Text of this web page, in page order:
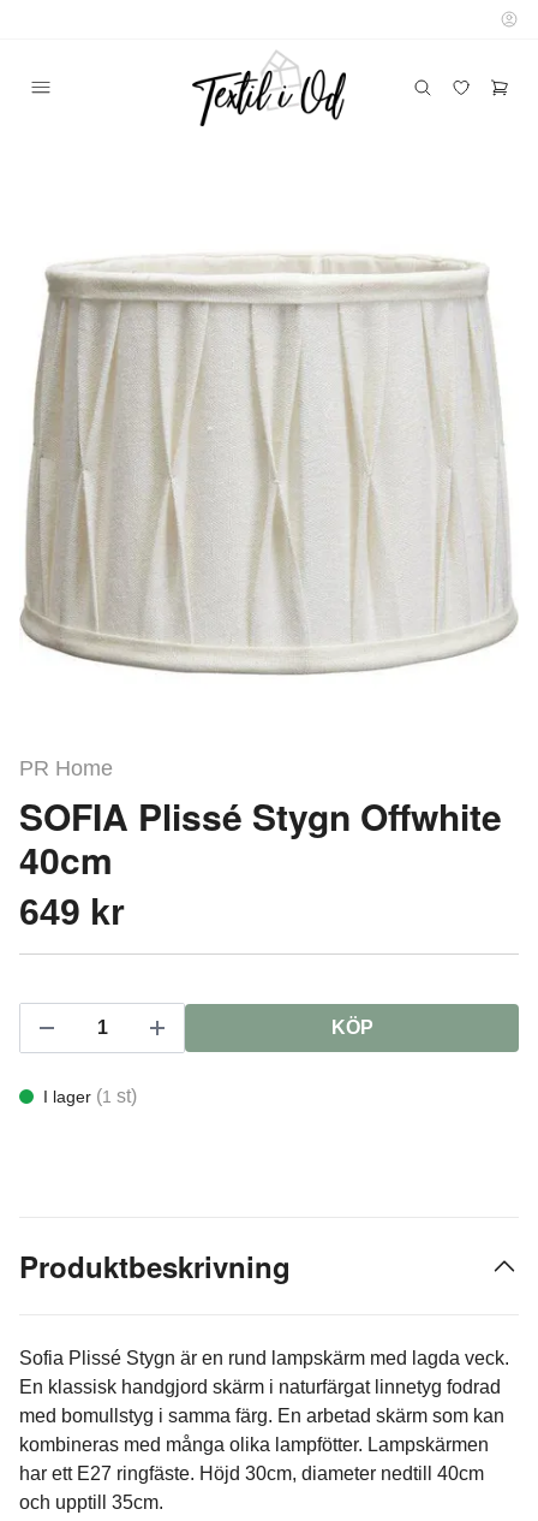
PR Home
SOFIA Plissé Stygn Offwhite
40cm
649 kr
KÖP
I lager (1 st)
Produktbeskrivning
Sofia Plissé Stygn är en rund lampskärm med lagda veck.
En klassisk handgjord skärm i naturfärgat linnetyg fodrad
med bomullstyg i samma färg. En arbetad skärm som kan
kombineras med många olika lampfötter. Lampskärmen
har ett E27 ringfäste. Höjd 30cm, diameter nedtill 40cm
och upptill 35cm.